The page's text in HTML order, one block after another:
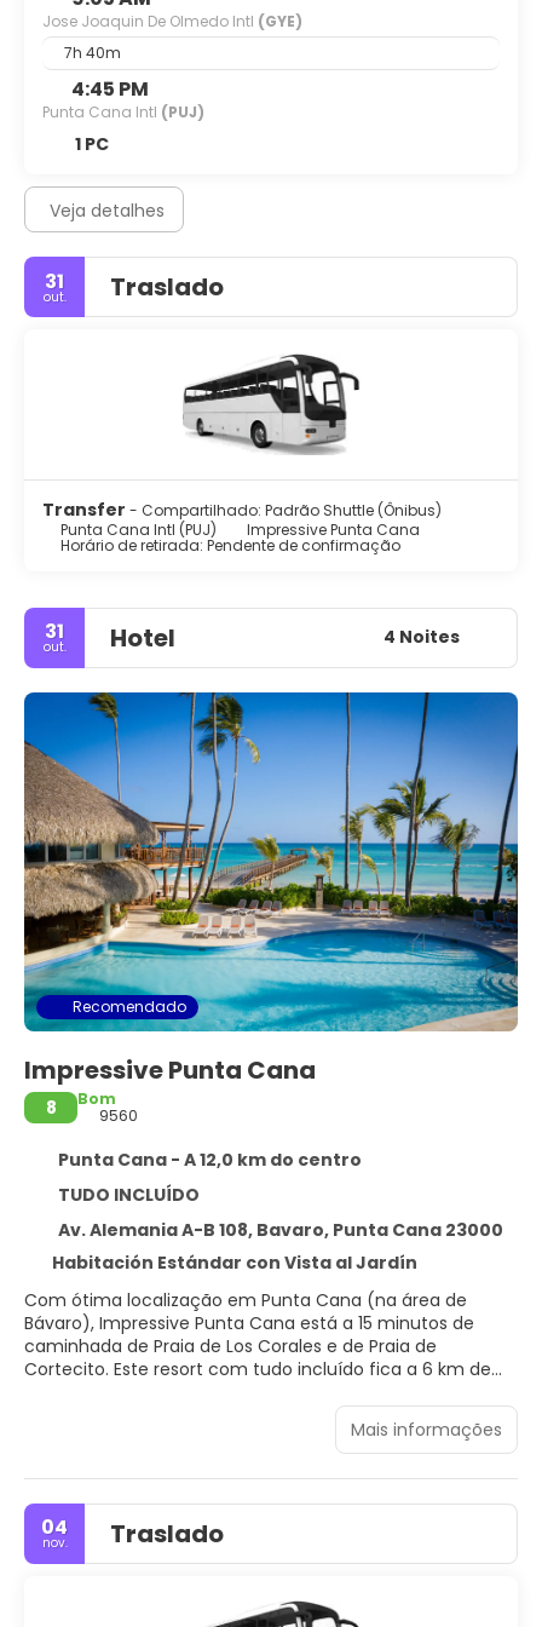
Jose Joaquin De Olmedo Intl (GYE)
7h 40m
4:45 PM
Punta Cana Intl (PUJ)
1 PC
Veja detalhes
31
out. Traslado
Transfer - Compartilhado: Padrão Shuttle (Ônibus)
Punta Cana Intl (PUJ)
Impressive Punta Cana
Horário de retirada: Pendente de confirmação
31
out. Hotel 4 Noites
Recomendado
Impressive Punta Cana
8
Bom
9560
Punta Cana - A 12,0 km do centro
TUDO INCLUÍDO
Av. Alemania A-B 108, Bavaro, Punta Cana 23000
Habitación Estándar con Vista al Jardín
Com ótima localização em Punta Cana (na área de
Bávaro), Impressive Punta Cana está a 15 minutos de
caminhada de Praia de Los Corales e de Praia de
Cortecito. Este resort com tudo incluído fica a 6 km de
Presenteie-se com uma visita ao spa, que oferece
massagens, tratamentos para o corpo e tratamentos
faciais. Você certamente vai curtir as instalações
recreativas, como 3 piscinas externas, um toboágua e
uma sauna seca. Este resort oferece Wi-Fi de cortesia,
serviços de concierge e sala de jogos. Com o traslado de
Sinta-se em casa em um de nossos 652 quartos com ar-
Mais informações
04
nov. Traslado